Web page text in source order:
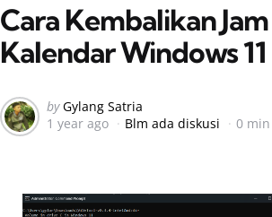
Cara Kembalikan
Kalendar Windows 11
Posted
by
by Gylang Satria
1 year ago
Blm ada diskusi 0 min